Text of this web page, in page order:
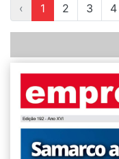
‹ 1 2 3 4